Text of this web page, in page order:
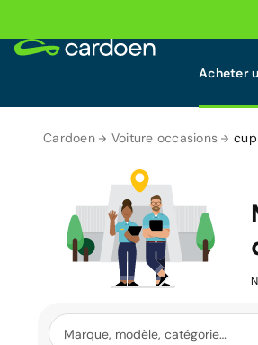
Acheter
Cardoen Voiture occasions